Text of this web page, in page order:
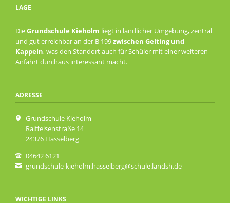
mit
umliegenden
Feuerwehren
LAGE
DieGrundschule Kieholm liegt in ländlicher Umgebung, zentral
und gut erreichbar an der B 199zwischen Gelting und
Kappeln, was den Standort auch für Schüler mit einer weiteren
Anfahrt durchaus interessant macht.
ADRESSE
Grundschule Kieholm
Raiffeisenstraße 14
24376 Hasselberg
04642 6121
grundschule-kieholm.hasselberg@schule.landsh.de
WICHTIGE LINKS